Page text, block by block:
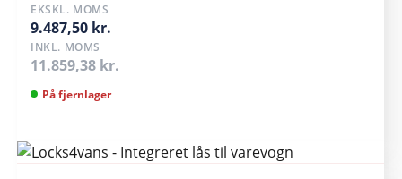
EKSKL. MOMS
9.487,50 kr.
INKL. MOMS
11.859,38 kr.
På fjernlager